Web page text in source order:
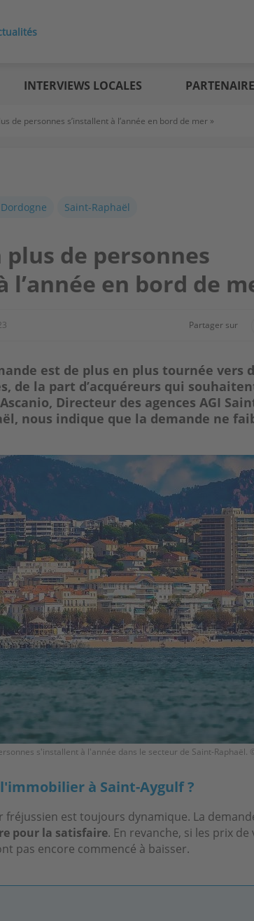
INTERVIEWS LOCALES
de personnes s’installent à l’année en bord de mer »
Saint-Raphaël
plus de personnes
l’année en bord de
Partager sur
est de plus en plus tournée vers
de la part d’acquéreurs qui
Directeur des agences AGI
nous indique que la demande ne
s'installent à l'année dans le secteur de Saint-Raphaël.
à Saint-Aygulf ?
fréjussien est toujours dynamique. La
pour la satisfaire. En revanche, si les prix
pas encore commencé à baisser.